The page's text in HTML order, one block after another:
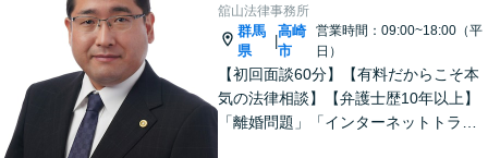
舘山法律事務所
群馬
県
|
高崎
市
営業時間：09:00~18:00（平
日）
【初回面談60分】【有料だからこそ本
気の法律相談】【弁護士歴10年以上】
「離婚問題」「インターネットトラブ